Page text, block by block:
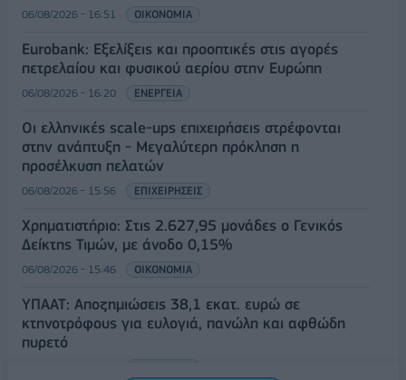
06/08/2026 - 16:51 ΟΙΚΟΝΟΜΙΑ
Eurobank: Εξελίξεις και προοπτικές στις αγορές
πετρελαίου και φυσικού αερίου στην Ευρώπη
06/08/2026 - 16:20 ΕΝΕΡΓΕΙΑ
Οι ελληνικές scale-ups επιχειρήσεις στρέφονται
στην ανάπτυξη - Μεγαλύτερη πρόκληση η
προσέλκυση πελατών
06/08/2026 - 15:56 ΕΠΙΧΕΙΡΗΣΕΙΣ
Χρηματιστήριο: Στις 2.627,95 μονάδες ο Γενικός
Δείκτης Τιμών, με άνοδο 0,15%
06/08/2026 - 15:46 ΟΙΚΟΝΟΜΙΑ
ΥΠΑΑΤ: Αποζημιώσεις 38,1 εκατ. ευρώ σε
κτηνοτρόφους για ευλογιά, πανώλη και αφθώδη
πυρετό